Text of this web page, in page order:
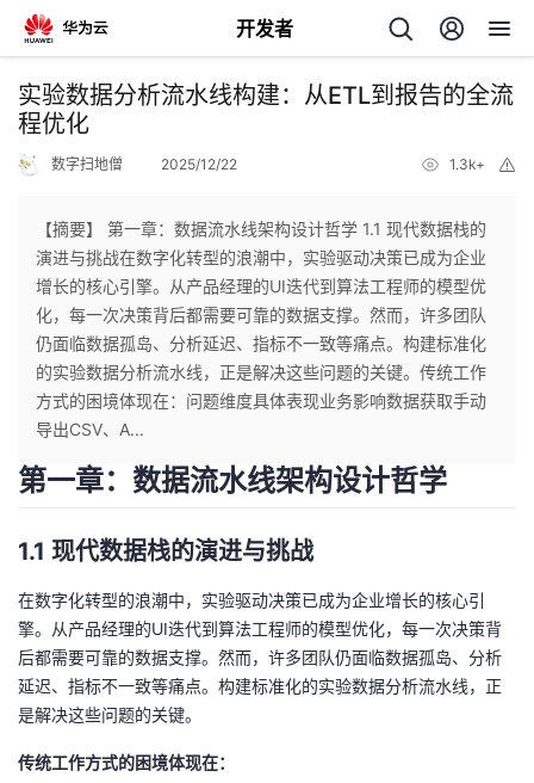
开发者
返
回
个
人
主
页
我
的
开
我
的
我
我
的
者
学
堂
支
持
实验数据分析流水线构建：从ETL到报告的全流
程优化
数字扫地僧 2025/12/22 1.3k+
【摘要】 第一章：数据流水线架构设计哲学 1.1 现代数据栈的
演进与挑战在数字化转型的浪潮中，实验驱动决策已成为企业
增长的核心引擎。从产品经理的UI迭代到算法工程师的模型优
化，每一次决策背后都需要可靠的数据支撑。然而，许多团队
仍面临数据孤岛、分析延迟、指标不一致等痛点。构建标准化
的实验数据分析流水线，正是解决这些问题的关键。传统工作
方式的困境体现在：问题维度具体表现业务影响数据获取手动
导出CSV、A...
第一章：数据流水线架构设计哲学
1.1 现代数据栈的演进与挑战
在数字化转型的浪潮中，实验驱动决策已成为企业增长的核心引
擎。从产品经理的UI迭代到算法工程师的模型优化，每一次决策背
后都需要可靠的数据支撑。然而，许多团队仍面临数据孤岛、分析
延迟、指标不一致等痛点。构建标准化的实验数据分析流水线，正
是解决这些问题的关键。
传统工作方式的困境体现在：